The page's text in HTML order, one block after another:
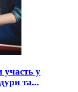
участь у
та...